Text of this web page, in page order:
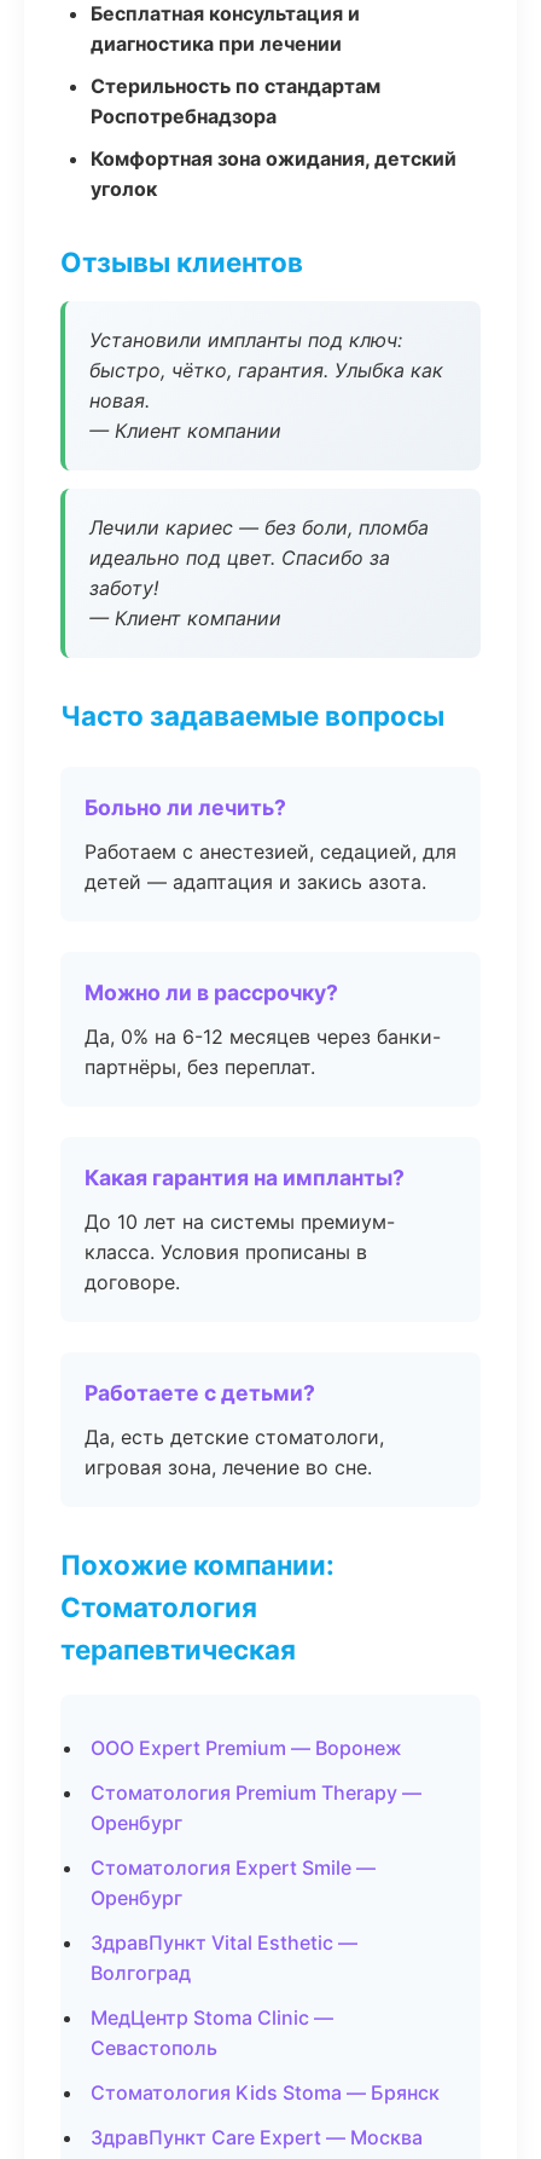
Бесплатная консультация и
диагностика при лечении
Стерильность по стандартам
Роспотребнадзора
Комфортная зона ожидания, детский
уголок
Отзывы клиентов
Установили импланты под ключ:
быстро, чётко, гарантия. Улыбка как
новая.
— Клиент компании
Лечили кариес — без боли, пломба
идеально под цвет. Спасибо за
заботу!
— Клиент компании
Часто задаваемые вопросы
Больно ли лечить?
Работаем с анестезией, седацией, для
детей — адаптация и закись азота.
Можно ли в рассрочку?
Да, 0% на 6-12 месяцев через банки-
партнёры, без переплат.
Какая гарантия на импланты?
До 10 лет на системы премиум-
класса. Условия прописаны в
договоре.
Работаете с детьми?
Да, есть детские стоматологи,
игровая зона, лечение во сне.
Похожие компании:
Стоматология
терапевтическая
ООО Expert Premium — Воронеж
Стоматология Premium Therapy —
Оренбург
Стоматология Expert Smile —
Оренбург
ЗдравПункт Vital Esthetic —
Волгоград
МедЦентр Stoma Clinic —
Севастополь
Стоматология Kids Stoma — Брянск
ЗдравПункт Care Expert — Москва